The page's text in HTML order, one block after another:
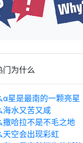
门为什么
α星是最南的一颗亮星
海水又苦又咸
撒哈拉不是不毛之地
天空会出现彩虹